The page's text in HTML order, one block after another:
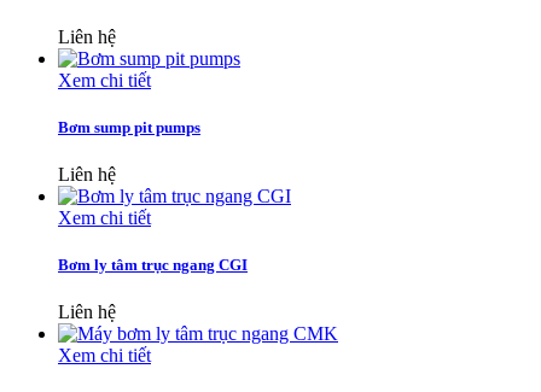
Liên hệ
Xem chi tiết
Bơm sump pit pumps
Liên hệ
Xem chi tiết
Bơm ly tâm trục ngang CGI
Liên hệ
Xem chi tiết